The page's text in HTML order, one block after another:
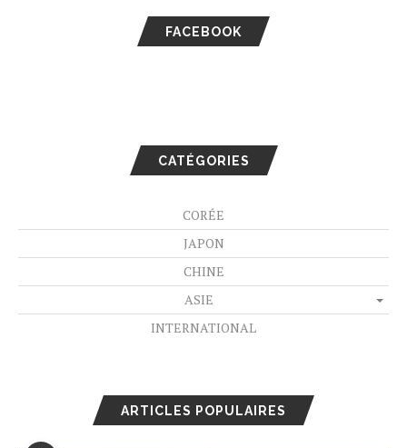
FACEBOOK
CATÉGORIES
CORÉE
JAPON
CHINE
ASIE
INTERNATIONAL
ARTICLES POPULAIRES